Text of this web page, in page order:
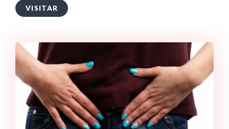
VISITAR